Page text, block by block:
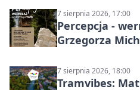
7 sierpnia 2026, 17:00
Percepcja -
Grzegorza
7 sierpnia 2026, 18:00
Tramvibes: